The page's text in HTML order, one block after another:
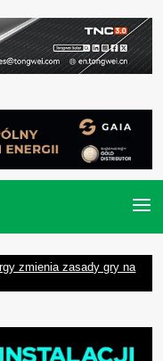
zmienia zasady gry na